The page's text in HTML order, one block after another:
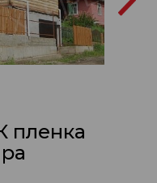
пленка